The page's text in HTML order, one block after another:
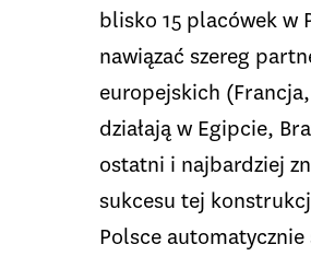
blisko 15 placówek w
nawiązać szereg
europejskich
działają w Egipcie,
ostatni i najbardziej
sukcesu tej
Polsce